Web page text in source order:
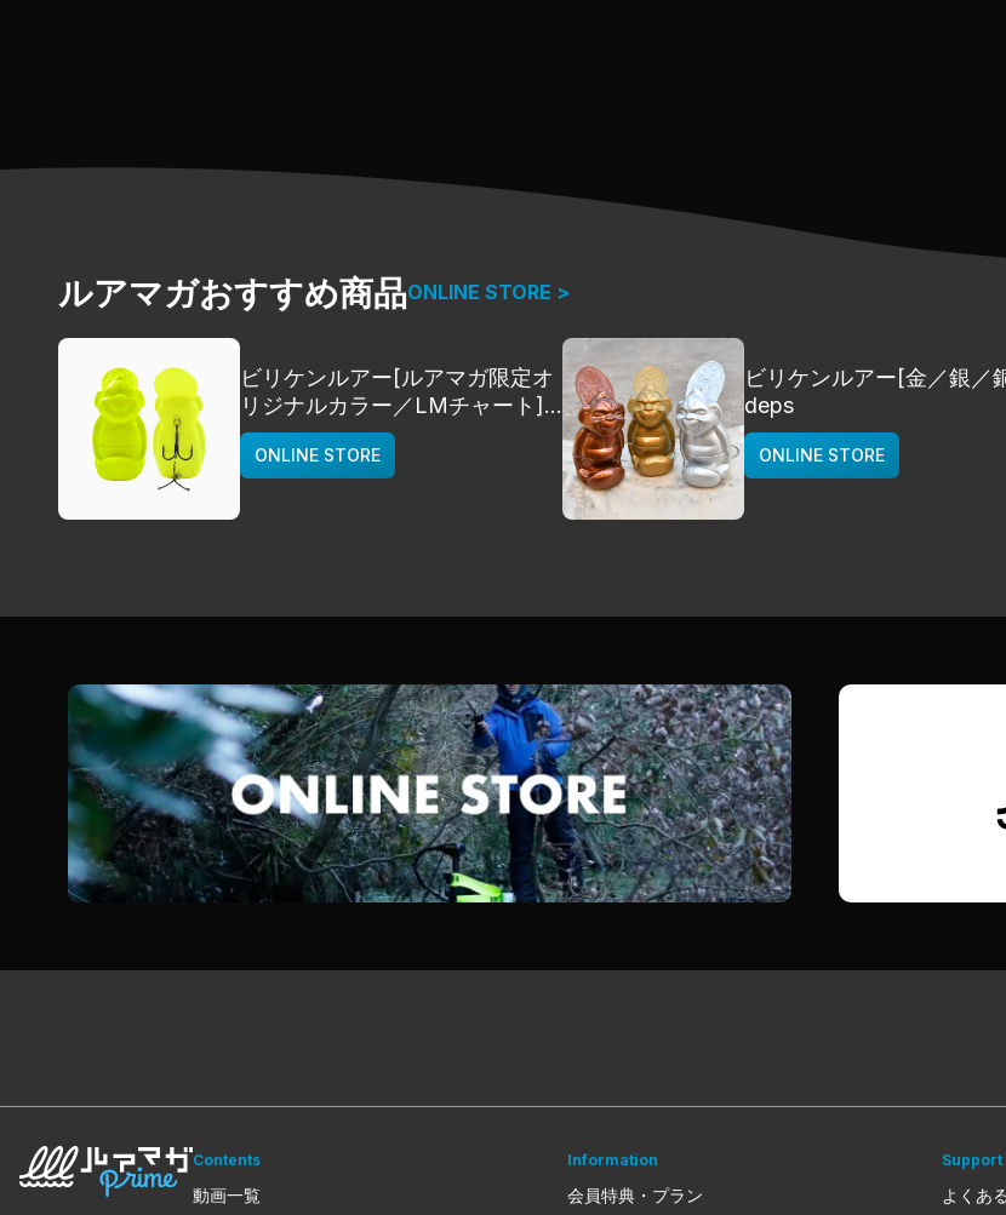
ルアマガおすすめ商品ONLINE STORE >
ビリケンルアー[ルアマガ限定オ
リジナルカラー／LMチャート]
deps
ONLINE STORE
ビリケンルアー[金／銀／
deps
ONLINE STORE
Contents
動画一覧
Information
会員特典・プラン
Support
よくあ